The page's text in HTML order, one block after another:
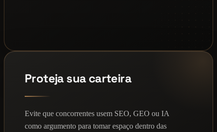
Proteja sua carteira
Evite que concorrentes usem SEO, GEO ou IA
como argumento para tomar espaço dentro das